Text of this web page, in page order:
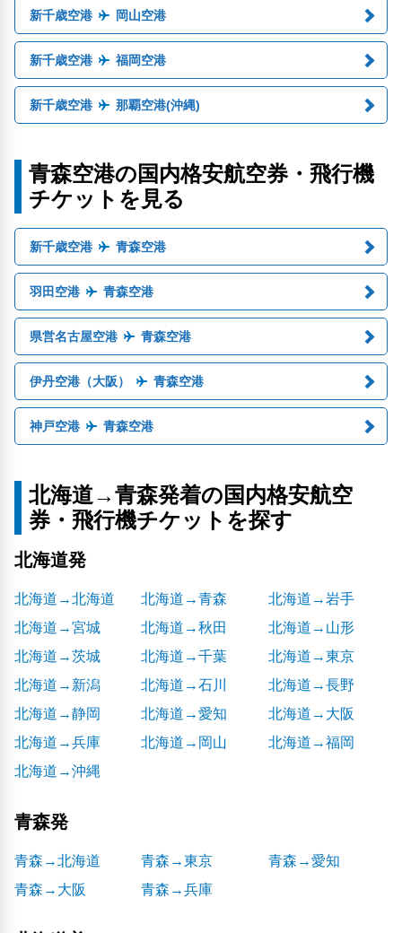
新千歳空港 岡山空港
新千歳空港 福岡空港
新千歳空港 那覇空港(沖縄)
青森空港の国内格安航空券・飛行機
チケットを見る
新千歳空港 青森空港
羽田空港 青森空港
県営名古屋空港 青森空港
伊丹空港（大阪） 青森空港
神戸空港 青森空港
北海道→青森発着の国内格安航空
券・飛行機チケットを探す
北海道発
北海道→北海道 北海道→青森
北海道→岩手
北海道→宮城
北海道→秋田
北海道→山形
北海道→茨城
北海道→千葉
北海道→東京
北海道→新潟
北海道→石川
北海道→長野
北海道→静岡
北海道→愛知
北海道→大阪
北海道→兵庫
北海道→岡山
北海道→福岡
北海道→沖縄
青森発
青森→北海道 青森→東京
青森→愛知
青森→大阪
青森→兵庫